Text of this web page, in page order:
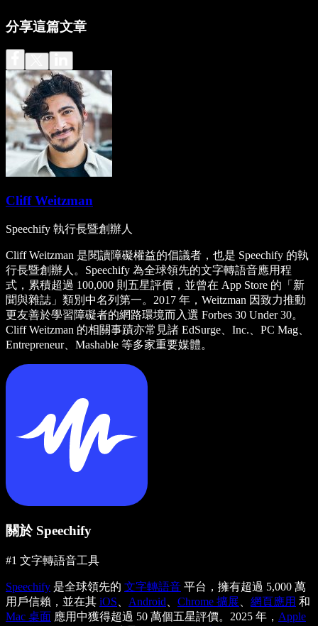
分享這篇文章
Cliff Weitzman
Speechify 執行長暨創辦人
Cliff Weitzman 是閱讀障礙權益的倡議者，也是 Speechify 的執
行長暨創辦人。Speechify 為全球領先的文字轉語音應用程
式，累積超過 100,000 則五星評價，並曾在 App Store 的「新
聞與雜誌」類別中名列第一。2017 年，Weitzman 因致力推動
更友善於學習障礙者的網路環境而入選 Forbes 30 Under 30。
Cliff Weitzman 的相關事蹟亦常見諸 EdSurge、Inc.、PC Mag、
Entrepreneur、Mashable 等多家重要媒體。
關於 Speechify
#1 文字轉語音工具
Speechify 是全球領先的 文字轉語音 平台，擁有超過 5,000 萬
用戶信賴，並在其 iOS Android Chrome 擴展 網頁應用 和
Mac 桌面 應用中獲得超過 50 萬個五星評價。2025 年， Apple